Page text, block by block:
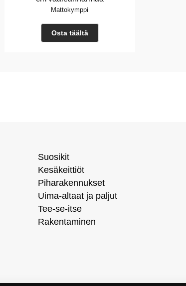
Mattokymppi
Osta täältä
Suosikit
Kesäkeittiöt
Piharakennukset
Uima-altaat ja paljut
Tee-se-itse
Rakentaminen